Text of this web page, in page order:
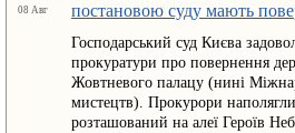
08 Авг
постановою суду мають
Господарський суд Києва
прокуратури про повернення
Жовтневого палацу (нині
мистецтв). Прокурори
розташований на алеї Героїв